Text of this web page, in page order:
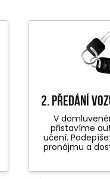
2. předání
V
přistavíme
učení.
pronájmu a